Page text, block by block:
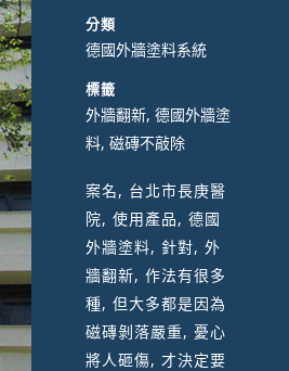
分類
德國外牆塗料系統
標籤
外牆翻新, 德國外牆塗
料, 磁磚不敲除
案名, 台北市長庚醫
院, 使用產品, 德國
外牆塗料, 針對, 外
牆翻新, 作法有很多
種, 但大多都是因為
磁磚剝落嚴重, 憂心
將人砸傷, 才決定要